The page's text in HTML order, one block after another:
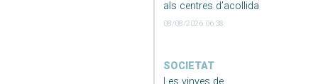
als centres d’acollida
08/08/2026 06:38
SOCIETAT
Les vinyes de